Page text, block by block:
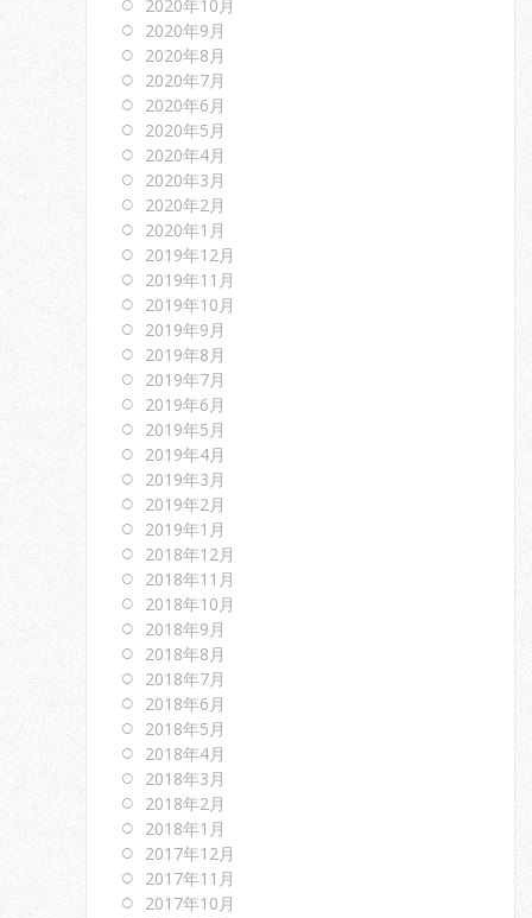
2020年10月
2020年9月
2020年8月
2020年7月
2020年6月
2020年5月
2020年4月
2020年3月
2020年2月
2020年1月
2019年12月
2019年11月
2019年10月
2019年9月
2019年8月
2019年7月
2019年6月
2019年5月
2019年4月
2019年3月
2019年2月
2019年1月
2018年12月
2018年11月
2018年10月
2018年9月
2018年8月
2018年7月
2018年6月
2018年5月
2018年4月
2018年3月
2018年2月
2018年1月
2017年12月
2017年11月
2017年10月